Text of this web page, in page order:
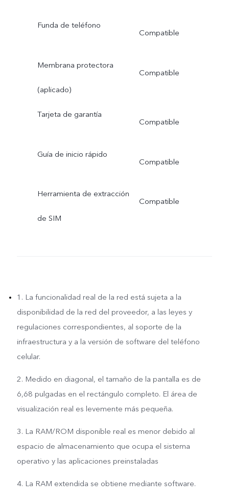
Funda de teléfono
Compatible
Membrana protectora
(aplicado)
Compatible
Tarjeta de garantía
Compatible
Guía de inicio rápido
Compatible
Herramienta de extracción
de SIM
Compatible
1. La funcionalidad real de la red está sujeta a la
disponibilidad de la red del proveedor, a las leyes y
regulaciones correspondientes, al soporte de la
infraestructura y a la versión de software del teléfono
celular.
2. Medido en diagonal, el tamaño de la pantalla es de
6,68 pulgadas en el rectángulo completo. El área de
visualización real es levemente más pequeña.
3. La RAM/ROM disponible real es menor debido al
espacio de almacenamiento que ocupa el sistema
operativo y las aplicaciones preinstaladas
4. La RAM extendida se obtiene mediante software.